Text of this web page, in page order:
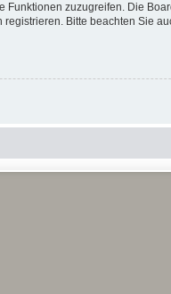
zuzugreifen. Die
Bitte beachten Sie